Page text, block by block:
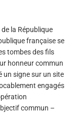
la République
française se
tombes des fils
honneur commun
un signe sur un site
engagés
commun –